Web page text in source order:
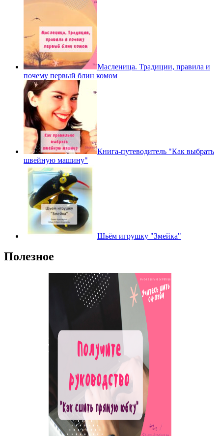
Масленица. Традиции, правила и
почему первый блин комом
Книга-путеводитель "Как выбрать
швейную машину"
Шьём игрушку "Змейка"
Полезное